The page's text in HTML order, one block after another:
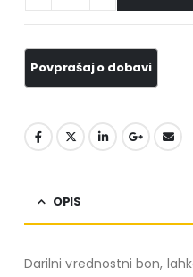
OPIS
Darilni vrednostni bon,